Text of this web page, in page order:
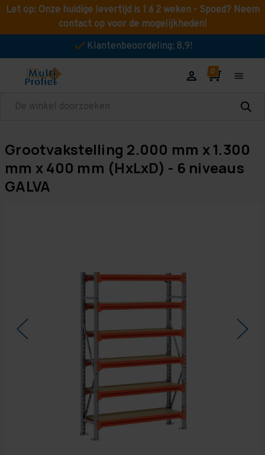
Let op: Onze huidige levertijd is 1 á 2 weken - Spoed? Neem
contact op voor de mogelijkheden!
Klantenbeoordeling: 8,9!
Zoeken
Grootvakstelling 2.000 mm x 1.300
mm x 400 mm (HxLxD) - 6 niveaus
GALVA